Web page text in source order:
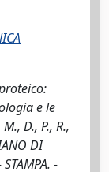
e le
D., P., R.,
DI
-